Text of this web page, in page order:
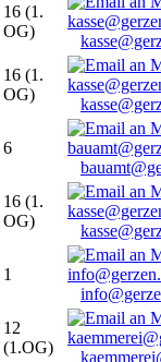
16 (1.
OG)
16 (1.
OG)
6
16 (1.
OG)
1
12
(1.OG)